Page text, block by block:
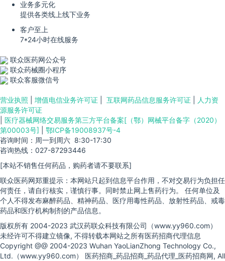
业务多元化
提供各类线上线下业务
客户至上
7*24小时在线服务
联众医药网公众号
联众药械圈小程序
联众客服微信号
营业执照 增值电信业务许可证 互联网药品信息服务许可证
人力资
源服务许可证
医疗器械网络交易服务第三方平台备案[（鄂）网械平台备字（2020）
第00003号]
鄂ICP备19008937号-4
咨询时间：周一到周六 8:30-17:30
咨询热线：027-87293446
[本站不销售任何药品，购药者请不要联系]
联众医药网郑重提示：本网站只起到信息平台作用，不对交易行为负担任
何责任，请自行核实，谨慎行事。同时禁止网上售药行为。 任何单位及
个人不得发布麻醉药品、精神药品、医疗用毒性药品、放射性药品、戒毒
药品和医疗机构制剂的产品信息。
版权所有 2004-2023 武汉药联众科技有限公司（www.yy960.com）
未经许可不得建立镜像, 不得转载本网站之所有医药招商代理信息
Copyright @@ 2004-2023 Wuhan YaoLianZhong Technology Co.,
Ltd.（www.yy960.com） 医药招商_药品招商_药品代理_医药招商网, All